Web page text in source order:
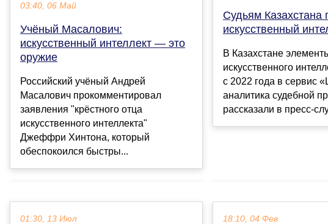
03:40, 06 Май
Учёный Масалович:
искусственный интеллект — это
оружие
Российский учёный Андрей
Масалович прокомментировал
заявления "крёстного отца
искусственного интеллекта"
Джеффри Хинтона, который
обеспокоился быстры...
Судьям Казахстана
искусственный
В Казахстане
искусственного
с 2022 года в сервис
аналитика судебной
рассказали в пресс-
01:30, 13 Июл 18:10, 04 Фев